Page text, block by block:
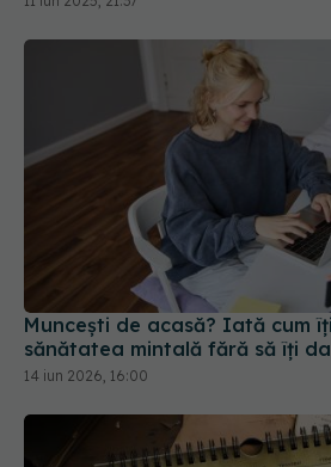
Muncești de acasă? Iată cum
sănătatea mintală fără să îți
14 iun 2026, 16:00